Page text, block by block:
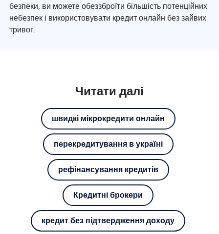
безпеки, ви можете обеззброїти більшість потенційних
небезпек і використовувати кредит онлайн без зайвих
тривог.
Читати далі
швидкі мікрокредити онлайн
перекредитування в україні
рефінансування кредитів
Кредитні брокери
кредит без підтвердження доходу